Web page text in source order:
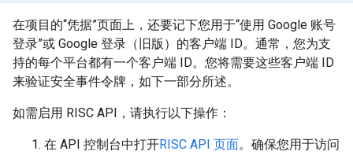
在项目的“凭据”页面上，还要记下您用于“使用 Google 账号
登录”或 Google 登录（旧版）的客户端 ID。通常，您为支
持的每个平台都有一个客户端 ID。您将需要这些客户端 ID
来验证安全事件令牌，如下一部分所述。
如需启用 RISC API，请执行以下操作：
在 API 控制台中打开RISC API 页面。确保您用于访问